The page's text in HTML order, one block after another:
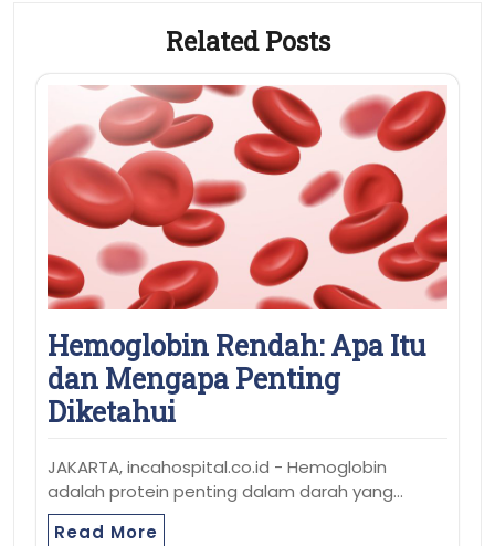
Related Posts
Hemoglobin Rendah: Apa Itu
dan Mengapa Penting
Diketahui
JAKARTA, incahospital.co.id - Hemoglobin
adalah protein penting dalam darah yang…
Read More